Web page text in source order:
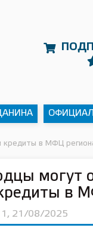
кредиты в МФЦ
могут
в
21/08/2025